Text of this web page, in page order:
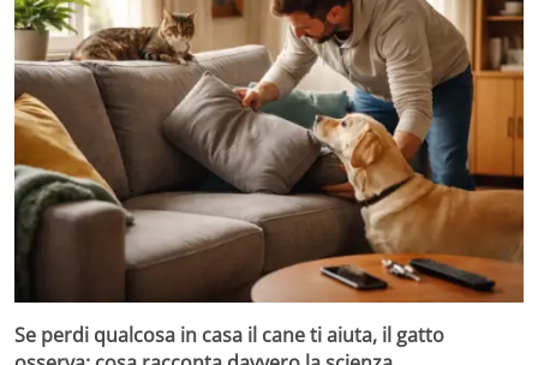
Se perdi qualcosa in casa il cane ti aiuta, il gatto